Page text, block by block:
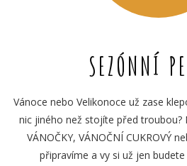
SEZÓNNÍ
Vánoce nebo Velikonoce už zase
nic jiného než stojíte před troubou?
VÁNOČKY, VÁNOČNÍ CUKROVÝ
připravíme a vy si už jen